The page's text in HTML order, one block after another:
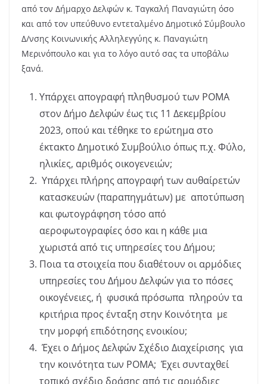
από τον Δήμαρχο Δελφών κ. Ταγκαλή Παναγιώτη όσο
και από τον υπεύθυνο εντεταλμένο Δημοτικό Σύμβουλο
Δ/νσης Κοινωνικής Αλληλεγγύης κ. Παναγιώτη
Μερινόπουλο και για το λόγο αυτό σας τα υποβάλω
ξανά.
Υπάρχει απογραφή πληθυσμού των ΡΟΜΑ
στον Δήμο Δελφών έως τις 11 Δεκεμβρίου
2023, οπού και τέθηκε το ερώτημα στο
έκτακτο Δημοτικό Συμβούλιο όπως π.χ. Φύλο,
ηλικίες, αριθμός οικογενειών;
Υπάρχει πλήρης απογραφή των αυθαίρετών
κατασκευών (παραπηγμάτων) με αποτύπωση
και φωτογράφηση τόσο από
αεροφωτογραφίες όσο και η κάθε μια
χωριστά από τις υπηρεσίες του Δήμου;
Ποια τα στοιχεία που διαθέτουν οι αρμόδιες
υπηρεσίες του Δήμου Δελφών για το πόσες
οικογένειες, ή φυσικά πρόσωπα πληρούν τα
κριτήρια προς ένταξη στην Κοινότητα με
την μορφή επιδότησης ενοικίου;
Έχει ο Δήμος Δελφών Σχέδιο Διαχείρισης για
την κοινότητα των ΡΟΜΑ; Έχει συνταχθεί
τοπικό σχέδιο δράσης από τις αρμόδιες